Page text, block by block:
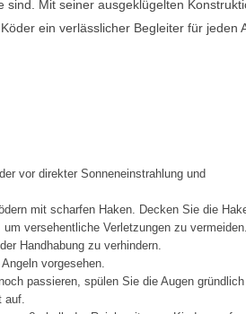
Mit seiner ausgeklügelten
ein verlässlicher Begleiter für jeden
vor direkter Sonneneinstrahlung und
mit scharfen Haken. Decken Sie die
versehentliche Verletzungen zu vermeiden.
Handhabung zu verhindern.
vorgesehen.
passieren, spülen Sie die Augen gründlich
auf.